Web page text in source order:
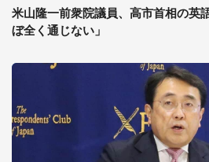
米山隆一前衆院議員、高市首相の英
ぼ全く通じない」